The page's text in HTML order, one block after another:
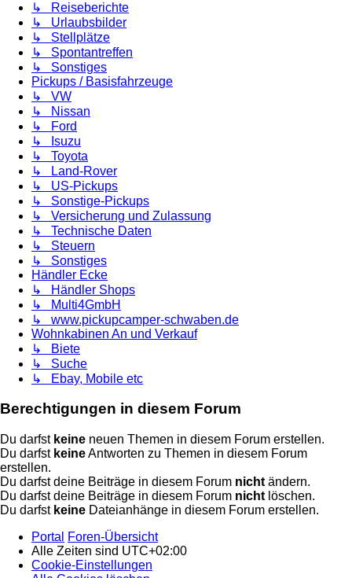
↳ Reiseberichte
↳ Urlaubsbilder
↳ Stellplätze
↳ Spontantreffen
↳ Sonstiges
Pickups / Basisfahrzeuge
↳ VW
↳ Nissan
↳ Ford
↳ Isuzu
↳ Toyota
↳ Land-Rover
↳ US-Pickups
↳ Sonstige-Pickups
↳ Versicherung und Zulassung
↳ Technische Daten
↳ Steuern
↳ Sonstiges
Händler Ecke
↳ Händler Shops
↳ Multi4GmbH
↳ www.pickupcamper-schwaben.de
Wohnkabinen An und Verkauf
↳ Biete
↳ Suche
↳ Ebay, Mobile etc
Berechtigungen in diesem Forum
Du darfst keine neuen Themen in diesem Forum erstellen.
Du darfst keineAntworten zu Themen in diesem Forum
erstellen.
Du darfst deine Beiträge in diesem Forum nicht ändern.
Du darfst deine Beiträge in diesem Forum nicht löschen.
Du darfst keine Dateianhänge in diesem Forum erstellen.
Portal
Foren-Übersicht
Alle Zeiten sind UTC+02:00
Cookie-Einstellungen